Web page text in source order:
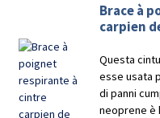
Brace à
carpien
Questa
esse usata
di panni
neoprene è